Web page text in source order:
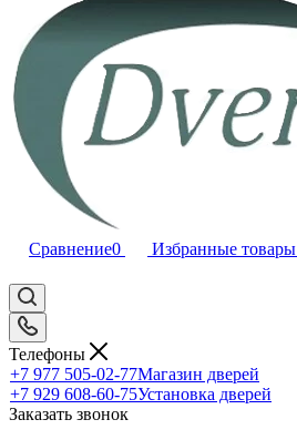
Сравнение0 Избранные товары
Телефоны
+7 977 505-02-77Магазин дверей
+7 929 608-60-75Установка дверей
Заказать звонок